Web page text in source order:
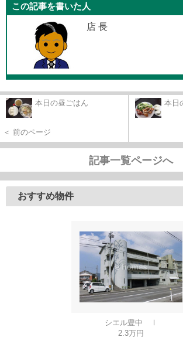
この記事を書いた人
店 長
本日の昼ごはん
＜ 前のページ
本日
記事一覧ページへ
おすすめ物件
シエル豊中 Ⅰ
2.3万円